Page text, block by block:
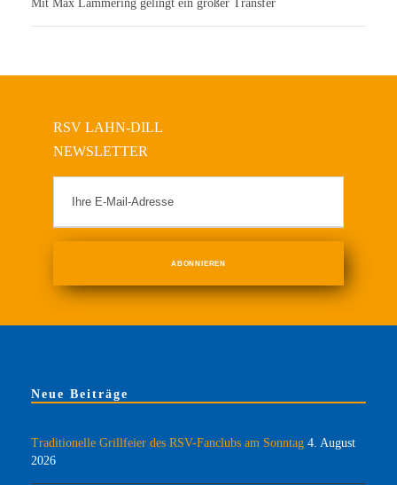
Mit Max Lammering gelingt ein großer Transfer
RSV LAHN-DILL
NEWSLETTER
Neue Beiträge
Traditionelle Grillfeier des RSV-Fanclubs am Sonntag 4. August
2026